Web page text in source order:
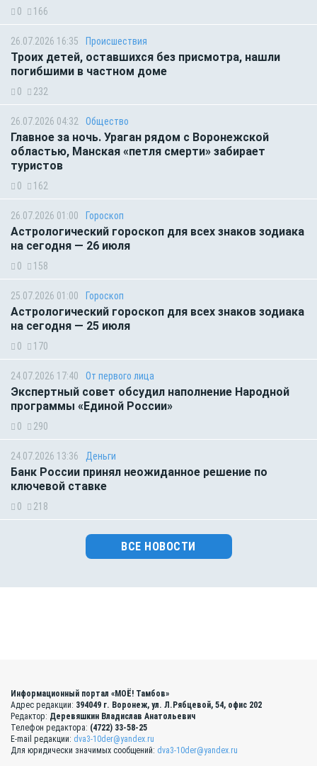
0 166
26.07.2026 16:35 Происшествия
Троих детей, оставшихся без присмотра, нашли
погибшими в частном доме
0 232
26.07.2026 04:32 Общество
Главное за ночь. Ураган рядом с Воронежской
областью, Манская «петля смерти» забирает
туристов
0 162
26.07.2026 01:00 Гороскоп
Астрологический гороскоп для всех знаков зодиака
на сегодня — 26 июля
0 158
25.07.2026 01:00 Гороскоп
Астрологический гороскоп для всех знаков зодиака
на сегодня — 25 июля
0 170
24.07.2026 17:40 От первого лица
Экспертный совет обсудил наполнение Народной
программы «Единой России»
0 290
24.07.2026 13:36 Деньги
Банк России принял неожиданное решение по
ключевой ставке
0 218
ВСЕ НОВОСТИ
Информационный портал «МОЁ! Тамбов»
Адрес редакции: 394049 г. Воронеж, ул. Л.Рябцевой, 54, офис 202
Редактор: Деревяшкин Владислав Анатольевич
Телефон редактора: (4722) 33-58-25
E-mail редакции: dva3-10der@yandex.ru
Для юридически значимых сообщений: dva3-10der@yandex.ru